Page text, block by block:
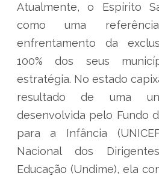
Atualmente, o Espírito
como uma
enfrentamento da
100% dos seus
estratégia. No estado
resultado de uma
desenvolvida pelo Fundo
para a Infância
Nacional dos
Educação (Undime), ela